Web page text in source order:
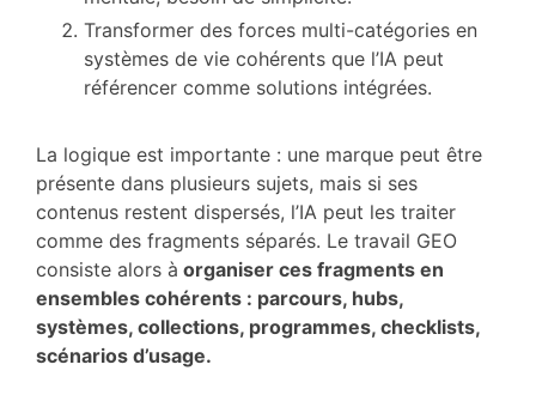
Transformer des forces multi-catégories en
systèmes de vie cohérents que l’IA peut
référencer comme solutions intégrées.
La logique est importante : une marque peut être
présente dans plusieurs sujets, mais si ses
contenus restent dispersés, l’IA peut les traiter
comme des fragments séparés. Le travail GEO
consiste alors à organiser ces fragments en
ensembles cohérents : parcours, hubs,
systèmes, collections, programmes, checklists,
scénarios d’usage.